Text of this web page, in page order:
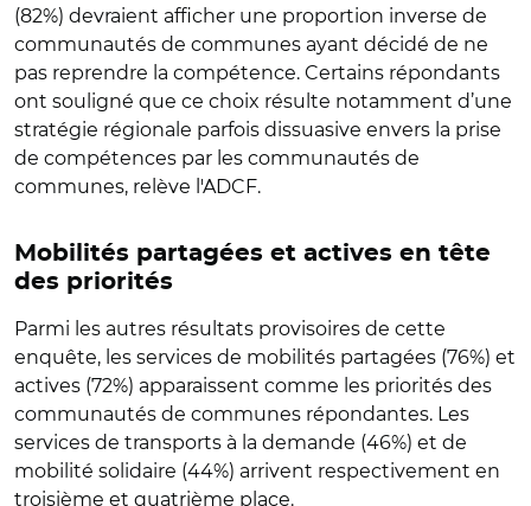
(82%) devraient afficher une proportion inverse de
communautés de communes ayant décidé de ne
pas reprendre la compétence. Certains répondants
ont souligné que ce choix résulte notamment d’une
stratégie régionale parfois dissuasive envers la prise
de compétences par les communautés de
communes, relève l'ADCF.
Mobilités partagées et actives en tête
des priorités
Parmi les autres résultats provisoires de cette
enquête, les services de mobilités partagées (76%) et
actives (72%) apparaissent comme les priorités des
communautés de communes répondantes. Les
services de transports à la demande (46%) et de
mobilité solidaire (44%) arrivent respectivement en
troisième et quatrième place.